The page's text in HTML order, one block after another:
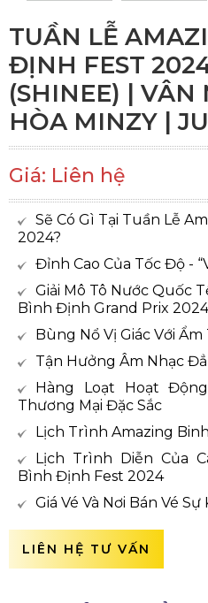
TUẦN LỄ
ĐỊNH FEST
(SHINEE) | VÂN
HÒA MINZY |
Giá: Liên hệ
Sẽ Có Gì Tại Tuần Lễ
2024?
Đỉnh Cao Của Tốc Độ -
Giải Mô Tô Nước Quốc
Bình Định Grand Prix 2024
Bùng Nổ Vị Giác Với
Tận Hưởng Âm Nhạc
Hàng Loạt Hoạt
Thương Mại Đặc Sắc
Lịch Trình Amazing
Lịch Trình Diễn Của
Bình Định Fest 2024
Giá Vé Và Nơi Bán Vé
LIÊN HỆ TƯ VẤN